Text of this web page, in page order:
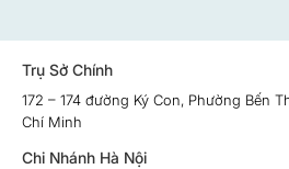
Trụ Sở Chính
172 – 174 đường Ký Con, Phường Bến
Chí Minh
Chi Nhánh Hà Nội